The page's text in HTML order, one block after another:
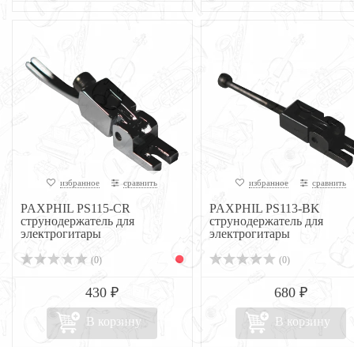
избранное сравнить
PAXPHIL PS115-CR
струнодержатель для
электрогитары
(0)
430 ₽
В корзину
избранное сравнить
PAXPHIL PS113-BK
струнодержатель для
электрогитары
(0)
680 ₽
В корзину